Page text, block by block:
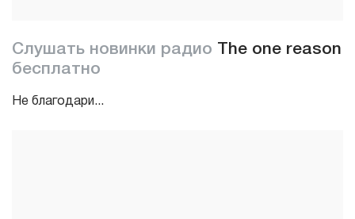
Слушать новинки радио
The one reason
бесплатно
Не благодари...